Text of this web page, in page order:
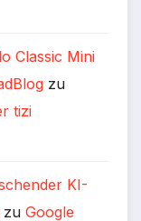
Classic Mini
zu
tizi
KI-
zu Google